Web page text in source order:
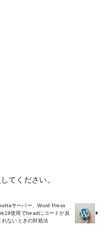
してください。
サーバー、Word Press
使用でheadにコードが反
れないときの対処法